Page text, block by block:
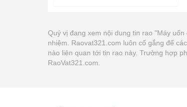
Quý vị đang xem nội dung tin rao "Máy
nhiệm. Raovat321.com luôn cố gắng để
nào liên quan tới tin rao này. Trường hợp
RaoVat321.com.